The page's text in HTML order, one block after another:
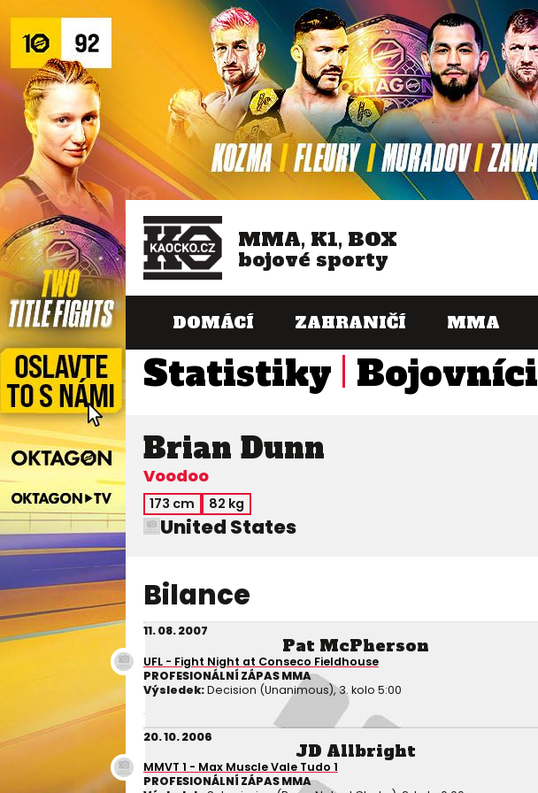
MMA, K1, BOX
bojové sporty
DOMÁCÍ ZAHRANIČÍ MMA
Statistiky Bojovníci
Brian Dunn
Voodoo
173 cm 82 kg
United States
Bilance
11. 08. 2007
Pat McPherson
UFL - Fight Night at Conseco Fieldhouse
PROFESIONÁLNÍ ZÁPAS MMA
Výsledek:Decision (Unanimous), 3. kolo 5:00
20. 10. 2006
JD Allbright
MMVT 1 - Max Muscle Vale Tudo 1
PROFESIONÁLNÍ ZÁPAS MMA